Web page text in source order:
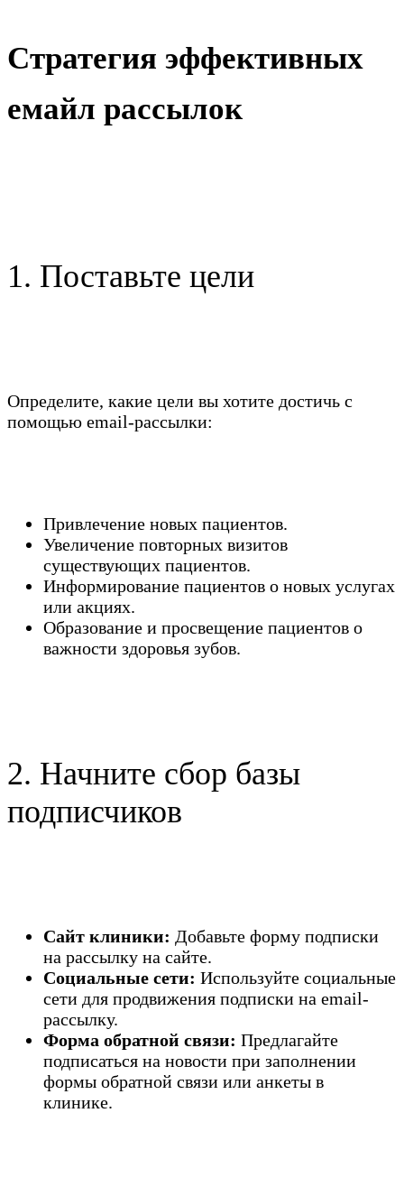
Стратегия эффективных
емайл рассылок
1. Поставьте цели
Определите, какие цели вы хотите достичь с
помощью email-рассылки:
Привлечение новых пациентов.
Увеличение повторных визитов
существующих пациентов.
Информирование пациентов о новых услугах
или акциях.
Образование и просвещение пациентов о
важности здоровья зубов.
2. Начните сбор базы
подписчиков
Сайт клиники: Добавьте форму подписки
на рассылку на сайте.
Социальные сети: Используйте социальные
сети для продвижения подписки на email-
рассылку.
Форма обратной связи: Предлагайте
подписаться на новости при заполнении
формы обратной связи или анкеты в
клинике.